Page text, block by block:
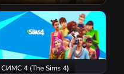
S.T.A.L.K.E.R. 2: Heart of
Chornobyl
СИМС 4 (The Sims 4)